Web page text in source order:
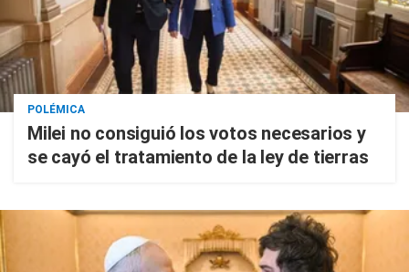
POLÉMICA
Milei no consiguió los votos necesarios y
se cayó el tratamiento de la ley de tierras